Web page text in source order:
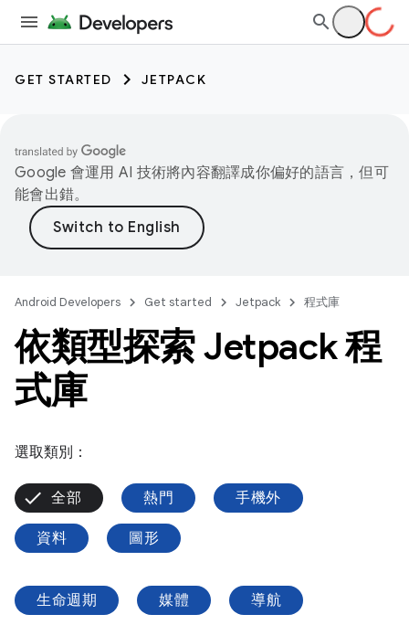
GET STARTED JETPACK
Google 會運用 AI 技術將內容翻譯成你偏好的語言，但可
能會出錯。
Android Developers Get started Jetpack 程式庫
依類型探索 Jetpack 程
式庫
選取類別：
全部 熱門 手機外
資料 圖形
生命週期 媒體 導航